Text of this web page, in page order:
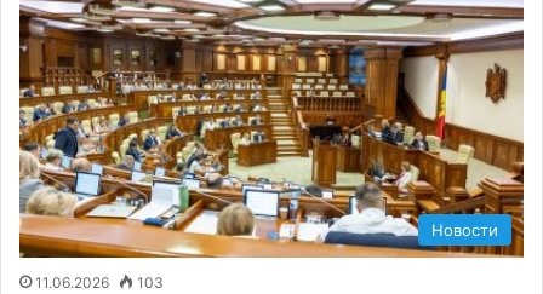
Новости
11.06.2026 103